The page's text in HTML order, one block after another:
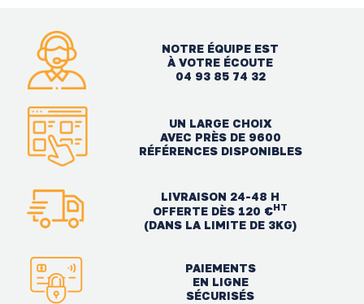
NOTRE ÉQUIPE EST
À VOTRE ÉCOUTE
04 93 85 74 32
UN LARGE CHOIX
AVEC PRÈS DE 9600
RÉFÉRENCES DISPONIBLES
LIVRAISON 24-48 H
OFFERTE DÈS 120 €HT
(DANS LA LIMITE DE 3KG)
PAIEMENTS
EN LIGNE
SÉCURISÉS